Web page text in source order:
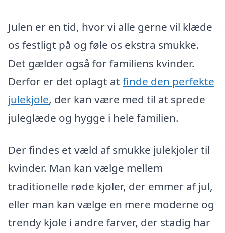
Julen er en tid, hvor vi alle gerne vil klæde
os festligt på og føle os ekstra smukke.
Det gælder også for familiens kvinder.
Derfor er det oplagt at finde den perfekte
julekjole, der kan være med til at sprede
juleglæde og hygge i hele familien.
Der findes et væld af smukke julekjoler til
kvinder. Man kan vælge mellem
traditionelle røde kjoler, der emmer af jul,
eller man kan vælge en mere moderne og
trendy kjole i andre farver, der stadig har